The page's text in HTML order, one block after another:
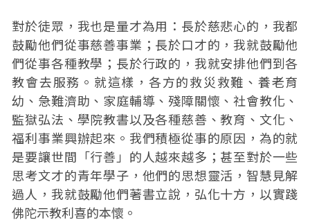
對於徒眾，我也是量才為用：長於慈悲心的，我都
鼓勵他們從事慈善事業；長於口才的，我就鼓勵他
們從事各種教學；長於行政的，我就安排他們到各
教會去服務。就這樣，各方的救災救難、養老育
幼、急難濟助、家庭輔導、殘障關懷、社會教化、
監獄弘法、學院教書以及各種慈善、教育、文化、
福利事業興辦起來。我們積極從事的原因，為的就
是要讓世間「行善」的人越來越多；甚至對於一些
思考文才的青年學子，他們的思想靈活，智慧見解
過人，我就鼓勵他們著書立說，弘化十方，以實踐
佛陀示教利喜的本懷。